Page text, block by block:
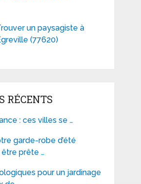
un paysagiste à
(77620)
RÉCENTS
: ces villes se …
garde-robe d’été
prête …
pour un jardinage